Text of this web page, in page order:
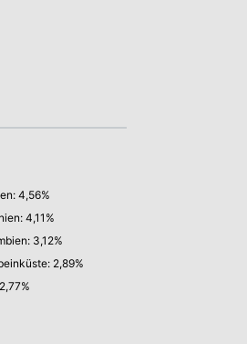
4,56%
4,11%
3,12%
2,89%